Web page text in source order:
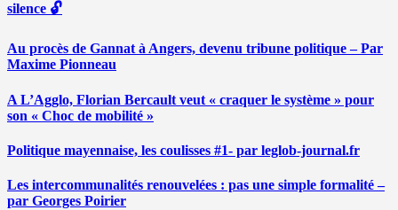
silence 🔓
Au procès de Gannat à Angers, devenu tribune politique – Par
Maxime Pionneau
A L’Agglo, Florian Bercault veut « craquer le système » pour
son « Choc de mobilité »
Politique mayennaise, les coulisses #1- par leglob-journal.fr
Les intercommunalités renouvelées : pas une simple formalité –
par Georges Poirier